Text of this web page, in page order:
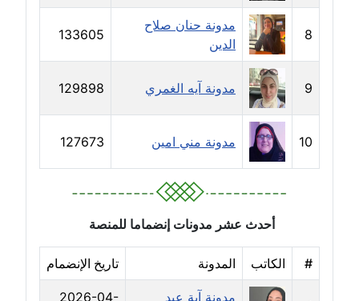
مدونة زينب ابو الفضل
عاملة
مدونة زينب حمدي
عاملة
مدونة سارة ابراهيم
عاملة
مدونة سارة القصبي
مدونة سارة سعيد
عاملة
8
مدونة حنان صلاح
الدين
133605
9 مدونة آيه الغمري 129898
10 مدونة مني امين 127673
أحدث عشر مدونات إنضماما للمنصة
# الكاتب المدونة تاريخ الإنضمام
مدونة آية عبد
2026-04-